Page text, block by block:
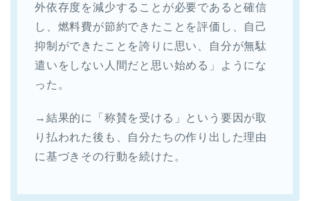
外依存度を減少することが必要であると確信
し、燃料費が節約できたことを評価し、自己
抑制ができたことを誇りに思い、自分が無駄
遣いをしない人間だと思い始める」ようにな
った。
→結果的に「称賛を受ける」という要因が取
り払われた後も、自分たちの作り出した理由
に基づきその行動を続けた。